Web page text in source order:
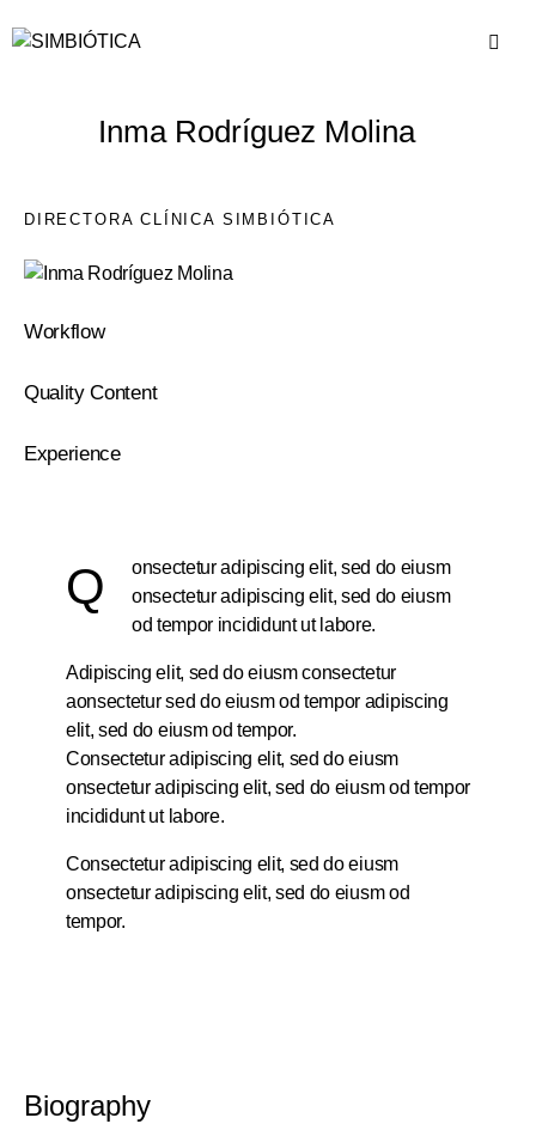
Inma Rodríguez Molina
DIRECTORA CLÍNICA SIMBIÓTICA
Workflow
Quality Content
Experience
Q
onsectetur adipiscing elit, sed do eiusm
onsectetur adipiscing elit, sed do eiusm
od tempor incididunt ut labore.
Adipiscing elit, sed do eiusm consectetur
aonsectetur sed do eiusm od tempor adipiscing
elit, sed do eiusm od tempor.
Consectetur adipiscing elit, sed do eiusm
onsectetur adipiscing elit, sed do eiusm od tempor
incididunt ut labore.
Consectetur adipiscing elit, sed do eiusm
onsectetur adipiscing elit, sed do eiusm od
tempor.
Biography